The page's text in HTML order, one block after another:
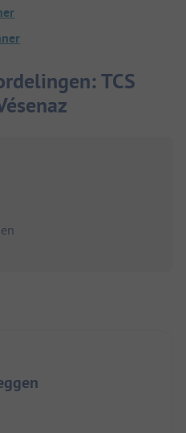
TCS